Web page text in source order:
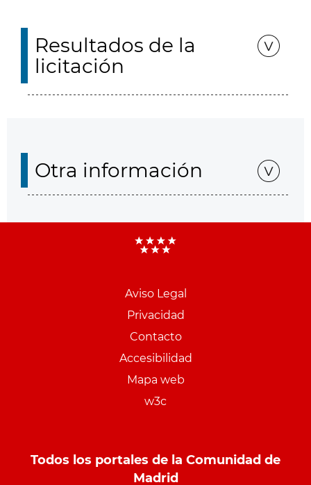
Resultados de la
licitación
Otra información
Aviso Legal
Privacidad
Contacto
Accesibilidad
Mapa web
w3c
Todos los portales de la Comunidad de
Madrid